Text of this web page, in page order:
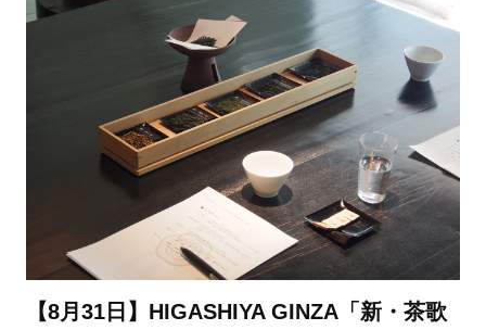
【8月31日】HIGASHIYA GINZA「新・茶歌